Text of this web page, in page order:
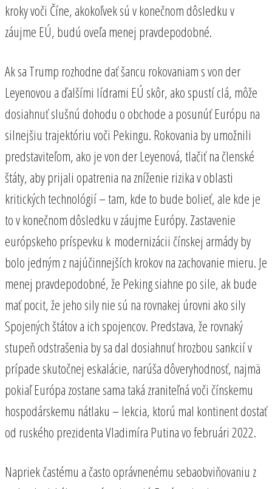
kroky voči Číne, akokoľvek sú v konečnom dôsledku v
záujme EÚ, budú oveľa menej pravdepodobné.
Ak sa Trump rozhodne dať šancu rokovaniam s von der
Leyenovou a ďalšími lídrami EÚ skôr, ako spustí clá, môže
dosiahnuť slušnú dohodu o obchode a posunúť Európu na
silnejšiu trajektóriu voči Pekingu. Rokovania by umožnili
predstaviteľom, ako je von der Leyenová, tlačiť na členské
štáty, aby prijali opatrenia na zníženie rizika v oblasti
kritických technológií – tam, kde to bude bolieť, ale kde je
to v konečnom dôsledku v záujme Európy. Zastavenie
európskeho príspevku k modernizácii čínskej armády by
bolo jedným z najúčinnejších krokov na zachovanie mieru. Je
menej pravdepodobné, že Peking siahne po sile, ak bude
mať pocit, že jeho sily nie sú na rovnakej úrovni ako sily
Spojených štátov a ich spojencov. Predstava, že rovnaký
stupeň odstrašenia by sa dal dosiahnuť hrozbou sankcií v
prípade skutočnej eskalácie, narúša dôveryhodnosť, najmä
pokiaľ Európa zostane sama taká zraniteľná voči čínskemu
hospodárskemu nátlaku – lekcia, ktorú mal kontinent dostať
od ruského prezidenta Vladimíra Putina vo februári 2022.
Napriek častému a často oprávnenému sebaobviňovaniu z